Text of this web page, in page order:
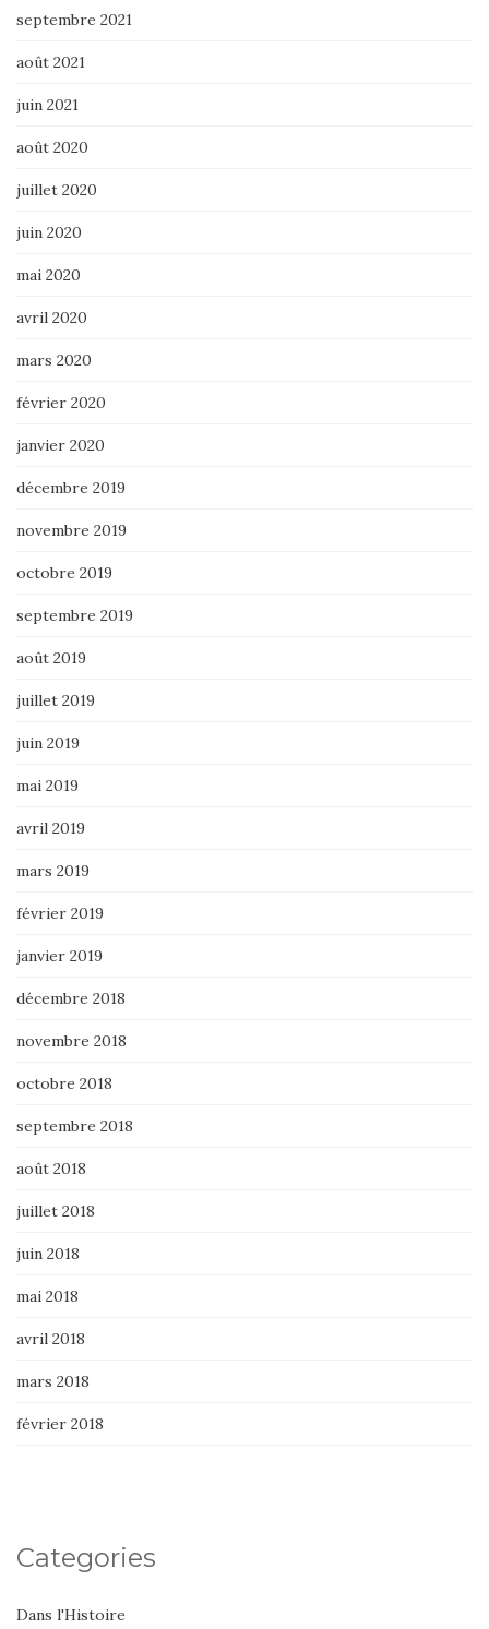
septembre 2021
août 2021
juin 2021
août 2020
juillet 2020
juin 2020
mai 2020
avril 2020
mars 2020
février 2020
janvier 2020
décembre 2019
novembre 2019
octobre 2019
septembre 2019
août 2019
juillet 2019
juin 2019
mai 2019
avril 2019
mars 2019
février 2019
janvier 2019
décembre 2018
novembre 2018
octobre 2018
septembre 2018
août 2018
juillet 2018
juin 2018
mai 2018
avril 2018
mars 2018
février 2018
Categories
Dans l'Histoire